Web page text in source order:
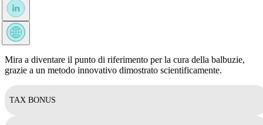
Mira a diventare il punto di riferimento per la cura della balbuzie,
grazie a un metodo innovativo dimostrato scientificamente.
TAX BONUS